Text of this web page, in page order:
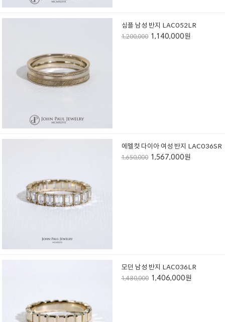
심플 남성 반지 LAC052LR
1,200,000 1,140,000원
에멜컷 다이아 여성 반지 LAC036SR
1,650,000 1,567,000원
모던 남성 반지 LAC036LR
1,480,000 1,406,000원